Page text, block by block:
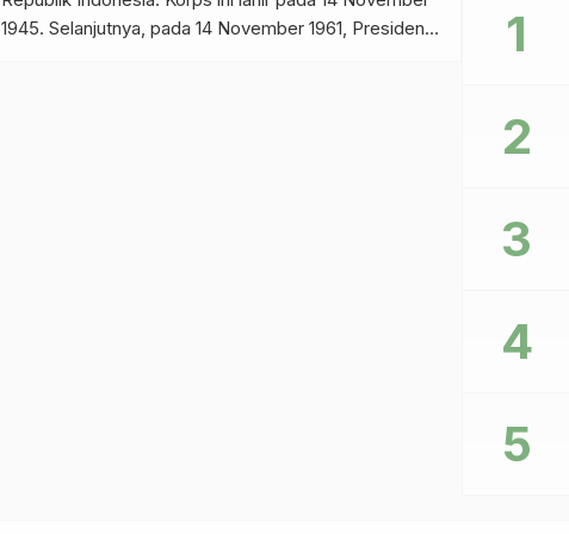
1945. Selanjutnya, pada 14 November 1961, Presiden